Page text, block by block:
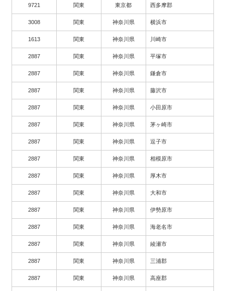
9721 関東 東京都 西多摩郡
3008 関東 神奈川県 横浜市
1613 関東 神奈川県 川崎市
2887 関東 神奈川県 平塚市
2887 関東 神奈川県 鎌倉市
2887 関東 神奈川県 藤沢市
2887 関東 神奈川県 小田原市
2887 関東 神奈川県 茅ヶ崎市
2887 関東 神奈川県 逗子市
2887 関東 神奈川県 相模原市
2887 関東 神奈川県 厚木市
2887 関東 神奈川県 大和市
2887 関東 神奈川県 伊勢原市
2887 関東 神奈川県 海老名市
2887 関東 神奈川県 綾瀬市
2887 関東 神奈川県 三浦郡
2887 関東 神奈川県 高座郡